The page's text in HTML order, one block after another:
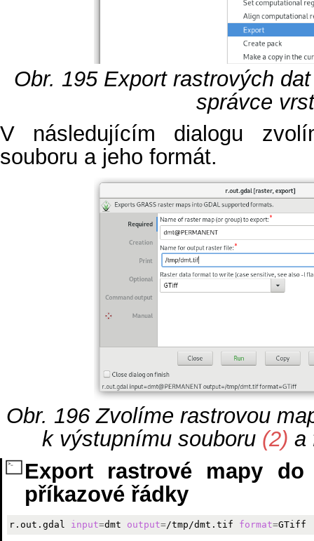
Obr. 195 Export rastrových
správce
V následujícím dialogu
souboru a jeho formát.
Obr. 196Zvolíme rastrovou
k výstupnímu souboru (2) a
Export rastrové mapy do
příkazové řádky
r.out.gdal input=dmt output=/tmp/dmt.tif format=